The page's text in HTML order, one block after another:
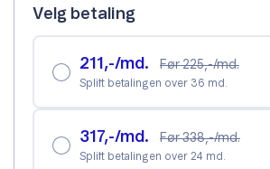
Velg betaling
211,-/md. Før 225,-/md.
Splitt betalingen over 36 md.
317,-/md. Før 338,-/md.
Splitt betalingen over 24 md.